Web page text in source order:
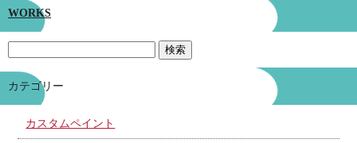
WORKS
カテゴリー
カスタムペイント